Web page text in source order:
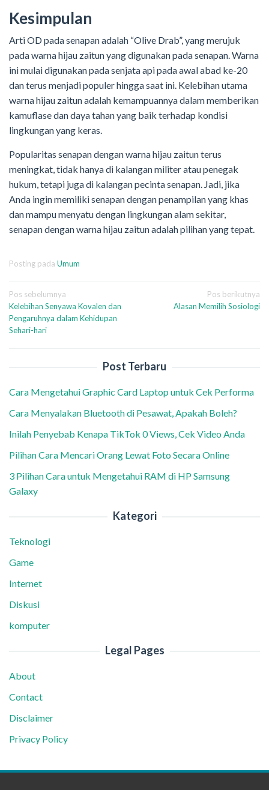
Kesimpulan
Arti OD pada senapan adalah “Olive Drab”, yang merujuk
pada warna hijau zaitun yang digunakan pada senapan. Warna
ini mulai digunakan pada senjata api pada awal abad ke-20
dan terus menjadi populer hingga saat ini. Kelebihan utama
warna hijau zaitun adalah kemampuannya dalam memberikan
kamuflase dan daya tahan yang baik terhadap kondisi
lingkungan yang keras.
Popularitas senapan dengan warna hijau zaitun terus
meningkat, tidak hanya di kalangan militer atau penegak
hukum, tetapi juga di kalangan pecinta senapan. Jadi, jika
Anda ingin memiliki senapan dengan penampilan yang khas
dan mampu menyatu dengan lingkungan alam sekitar,
senapan dengan warna hijau zaitun adalah pilihan yang tepat.
Posting pada Umum
Navigasi
pos
Pos sebelumnya
Kelebihan Senyawa Kovalen dan
Pengaruhnya dalam Kehidupan
Sehari-hari
Pos berikutnya
Alasan Memilih Sosiologi
Post Terbaru
Cara Mengetahui Graphic Card Laptop untuk Cek Performa
Cara Menyalakan Bluetooth di Pesawat, Apakah Boleh?
Inilah Penyebab Kenapa TikTok 0 Views, Cek Video Anda
Pilihan Cara Mencari Orang Lewat Foto Secara Online
3 Pilihan Cara untuk Mengetahui RAM di HP Samsung
Galaxy
Kategori
Teknologi
Game
Internet
Diskusi
komputer
Legal Pages
About
Contact
Disclaimer
Privacy Policy